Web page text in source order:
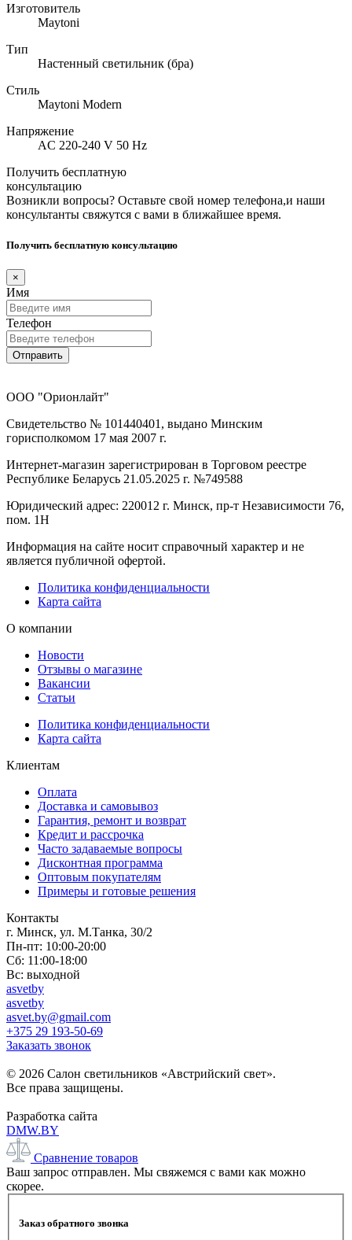
Изготовитель
Maytoni
Тип
Настенный светильник (бра)
Стиль
Maytoni Modern
Напряжение
AC 220-240 V 50 Hz
Получить бесплатную
консультацию
Возникли вопросы? Оставьте свой номер телефона,и наши
консультанты свяжутся с вами в ближайшее время.
Получить бесплатную консультацию
×
Имя
Телефон
Отправить
ООО "Орионлайт"
Свидетельство № 101440401, выдано Минским
горисполкомом 17 мая 2007 г.
Интернет-магазин зарегистрирован в Торговом реестре
Республике Беларусь 21.05.2025 г. №749588
Юридический адрес: 220012 г. Минск, пр-т Независимости 76,
пом. 1Н
Информация на сайте носит справочный характер и не
является публичной офертой.
Политика конфиденциальности
Карта сайта
О компании
Новости
Отзывы о магазине
Вакансии
Статьи
Политика конфиденциальности
Карта сайта
Клиентам
Оплата
Доставка и самовывоз
Гарантия, ремонт и возврат
Кредит и рассрочка
Часто задаваемые вопросы
Дисконтная программа
Оптовым покупателям
Примеры и готовые решения
Контакты
г. Минск, ул. М.Танка, 30/2
Пн-пт: 10:00-20:00
Сб: 11:00-18:00
Вс: выходной
asvetby
asvetby
asvet.by@gmail.com
+375 29 193-50-69
Заказать звонок
© 2026 Салон светильников «Австрийский свет».
Все права защищены.
Разработка сайта
DMW.BY
Сравнение товаров
Ваш запрос отправлен. Мы свяжемся с вами как можно
скорее.
Заказ обратного звонка